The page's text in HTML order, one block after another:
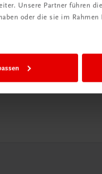
Unsere Partner führen
oder die sie im